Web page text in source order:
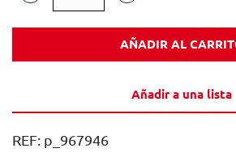
AGUA
CON
NR
AÑADIR AL
Añadir a una lista
REF: p_967946